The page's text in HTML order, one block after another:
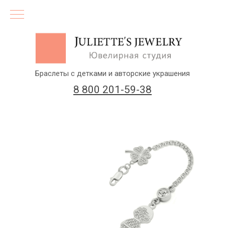
8 800 201-59-38
(бесплатный звонок по России)
Браслеты с детками и авторские украшения